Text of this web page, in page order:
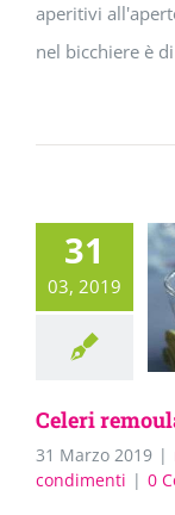
aperitivi
nel bicchiere è
31
03, 2019
Celeri
31 Marzo 2019 |
condimenti | 0